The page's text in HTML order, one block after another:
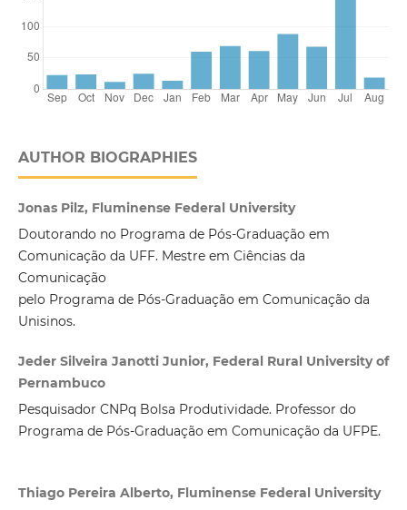
AUTHOR BIOGRAPHIES
Jonas Pilz, Fluminense Federal University
Doutorando no Programa de Pós-Graduação em
Comunicação da UFF. Mestre em Ciências da
Comunicação
pelo Programa de Pós-Graduação em Comunicação da
Unisinos.
Jeder Silveira Janotti Junior, Federal Rural University of
Pernambuco
Pesquisador CNPq Bolsa Produtividade. Professor do
Programa de Pós-Graduação em Comunicação da UFPE.
Thiago Pereira Alberto, Fluminense Federal University